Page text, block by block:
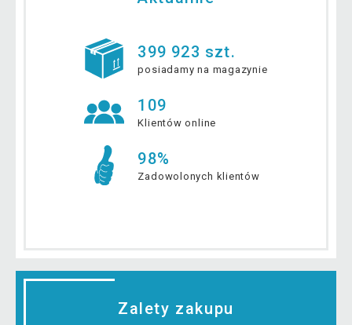
399 923 szt.
posiadamy na magazynie
109
Klientów online
98%
Zadowolonych klientów
Zalety zakupu